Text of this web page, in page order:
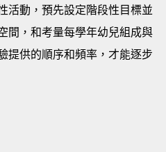
活動，預先設定階段性目標並
間，和考量每學年幼兒組成與
提供的順序和頻率，才能逐步